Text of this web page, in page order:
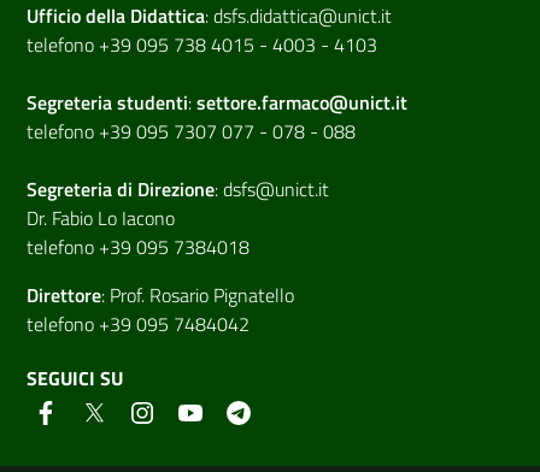
Ufficio della Didattica:dsfs.didattica@unict.it
telefono +39 095 738 4015 - 4003 - 4103
Segreteria studenti:settore.farmaco@unict.it
telefono +39 095 7307 077 - 078 - 088
Segreteria di Direzione:dsfs@unict.it
Dr. Fabio Lo Iacono
telefono +39 095 7384018
Direttore: Prof. Rosario Pignatello
telefono +39 095 7484042
SEGUICI SU